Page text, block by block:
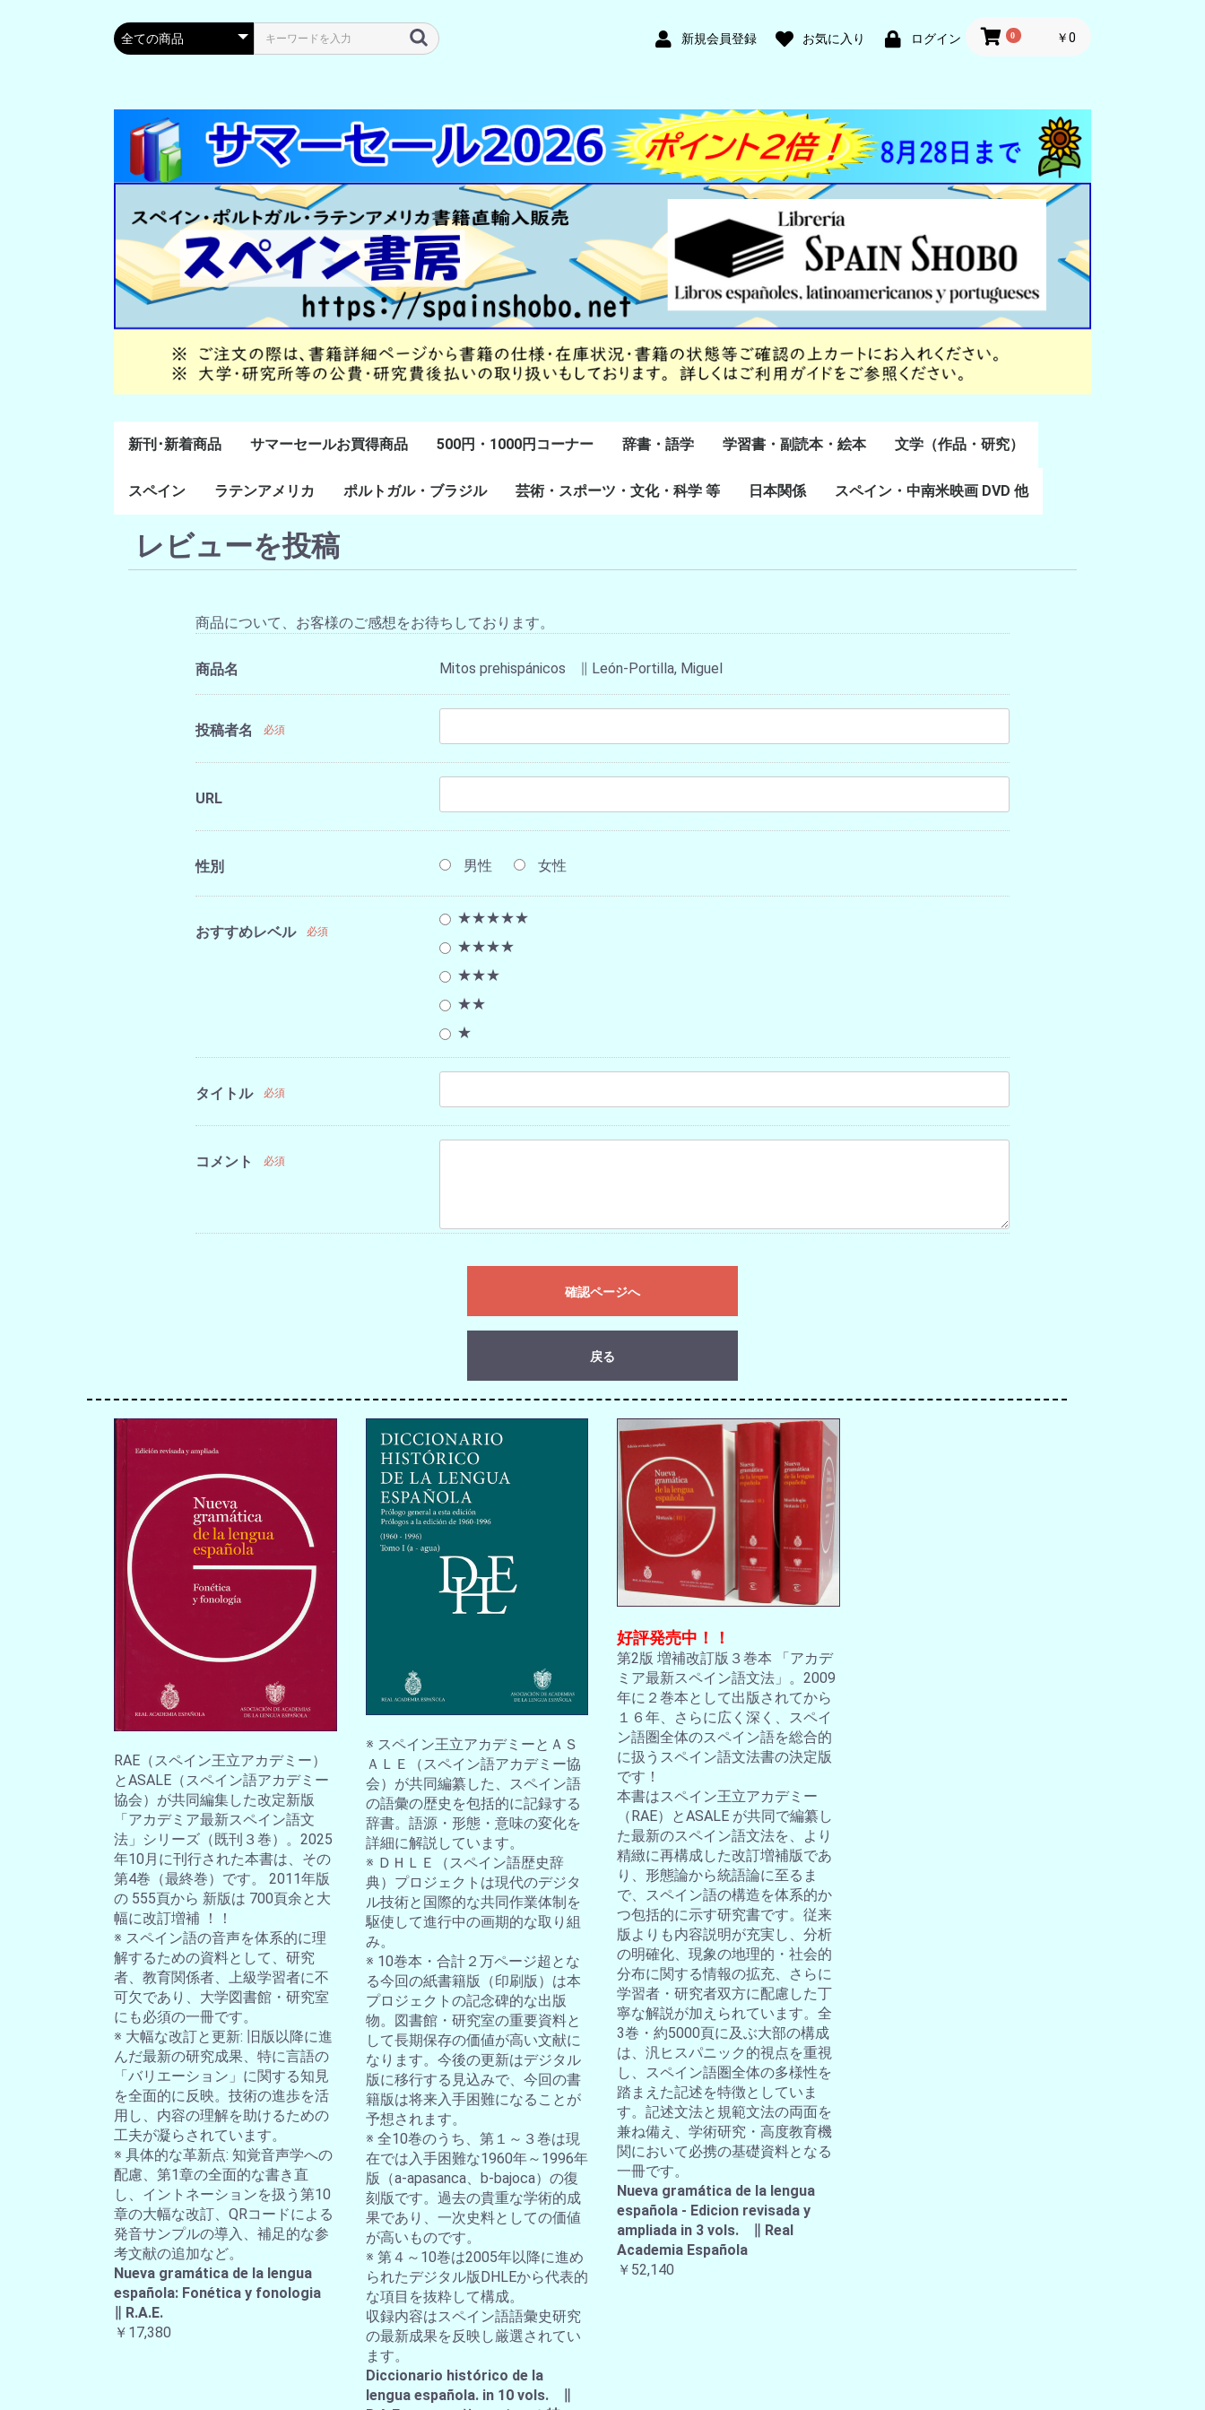
新規会員登録 お気に入り ログイン 0 ￥0
新刊･新着商品 サマーセールお買得商品 500円・1000円コーナー 辞書・語学
スペイン語
ポルトガル語
Lenguas Ibericas
Lenguas Indigenas
スペインの教科書
その他
学習書・副読本・絵本
学習教材
副読本教材
絵本・児童書
文学（作品・研究）
スペイン語文学
ポルトガル語文学
カタルーニャ文学
バスク文学
その他
スペイン
通史・全般
８～１５世紀
１６～１８世紀
１８世紀末～２０世紀
前半
20世紀後半以降
ラテンアメリカ
ラテン・アメリカ全般
メキシコ研究
中米・カリブ研究
キューバ研究
南米諸国
ペルー研究
チリ研究
アルゼンチン研究
ポルトガル・ブラジル 芸術・スポーツ・文化・科学 等 日本関係 スペイン・中南米映画 DVD 他
レビューを投稿
商品について、お客様のご感想をお待ちしております。
商品名 Mitos prehispánicos ∥ León-Portilla, Miguel
投稿者名 必須
URL
性別 男性 女性
おすすめレベル 必須
★★★★★
★★★★
★★★
★★
★
タイトル 必須
コメント 必須
確認ページへ
戻る
RAE（スペイン王立アカデミー）
とASALE（スペイン語アカデミー
協会）が共同編集した改定新版
「アカデミア最新スペイン語文
法」シリーズ（既刊３巻）。2025
年10月に刊行された本書は、その
第4巻（最終巻）です。 2011年版
の 555頁から 新版は 700頁余と大
幅に改訂増補 ！！
※ スペイン語の音声を体系的に理
解するための資料として、研究
者、教育関係者、上級学習者に不
可欠であり、大学図書館・研究室
にも必須の一冊です。
※ 大幅な改訂と更新: 旧版以降に進
んだ最新の研究成果、特に言語の
「バリエーション」に関する知見
を全面的に反映。技術の進歩を活
用し、内容の理解を助けるための
工夫が凝らされています。
※ 具体的な革新点: 知覚音声学への
配慮、第1章の全面的な書き直
し、イントネーションを扱う第10
章の大幅な改訂、QRコードによる
発音サンプルの導入、補足的な参
考文献の追加など。
Nueva gramática de la lengua
española: Fonética y fonologia
∥ R.A.E.
￥17,380
※ スペイン王立アカデミーとＡＳ
ＡＬＥ（スペイン語アカデミー協
会）が共同編纂した、スペイン語
の語彙の歴史を包括的に記録する
辞書。語源・形態・意味の変化を
詳細に解説しています。
※ ＤＨＬＥ（スペイン語歴史辞
典）プロジェクトは現代のデジタ
ル技術と国際的な共同作業体制を
駆使して進行中の画期的な取り組
み。
※ 10巻本・合計２万ページ超とな
る今回の紙書籍版（印刷版）は本
プロジェクトの記念碑的な出版
物。図書館・研究室の重要資料と
して長期保存の価値が高い文献に
なります。今後の更新はデジタル
版に移行する見込みで、今回の書
籍版は将来入手困難になることが
予想されます。
※ 全10巻のうち、第１～３巻は現
在では入手困難な1960年～1996年
版（a-apasanca、b-bajoca）の復
刻版です。過去の貴重な学術的成
果であり、一次史料としての価値
が高いものです。
※ 第４～10巻は2005年以降に進め
られたデジタル版DHLEから代表的
な項目を抜粋して構成。
収録内容はスペイン語語彙史研究
の最新成果を反映し厳選されてい
ます。
Diccionario histórico de la
lengua española. in 10 vols. ∥
好評発売中！！
第2版 増補改訂版３巻本 「アカデ
ミア最新スペイン語文法」。2009
年に２巻本として出版されてから
１６年、さらに広く深く、スペイ
ン語圏全体のスペイン語を総合的
に扱うスペイン語文法書の決定版
です！
本書はスペイン王立アカデミー
（RAE）とASALE が共同で編纂し
た最新のスペイン語文法を、より
精緻に再構成した改訂増補版であ
り、形態論から統語論に至るま
で、スペイン語の構造を体系的か
つ包括的に示す研究書です。従来
版よりも内容説明が充実し、分析
の明確化、現象の地理的・社会的
分布に関する情報の拡充、さらに
学習者・研究者双方に配慮した丁
寧な解説が加えられています。全
3巻・約5000頁に及ぶ大部の構成
は、汎ヒスパニック的視点を重視
し、スペイン語圏全体の多様性を
踏まえた記述を特徴としていま
す。記述文法と規範文法の両面を
兼ね備え、学術研究・高度教育機
関において必携の基礎資料となる
一冊です。
Nueva gramática de la lengua
española - Edicion revisada y
ampliada in 3 vols. ∥ Real
Academia Española
￥52,140